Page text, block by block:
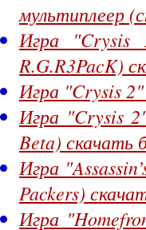
мультиплеер
Игра
R.G.R3PacK)
Игра "Crysis
Игра "Crysis
Beta) скачать
Игра
Packers)
Игра